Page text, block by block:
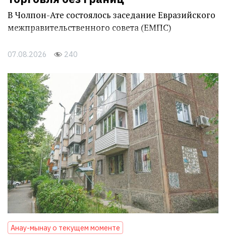
В Чолпон-Ате состоялось заседание Евразийского
межправительственного совета (ЕМПС)
07.08.2026 240
Анау-мынау о текущем моменте